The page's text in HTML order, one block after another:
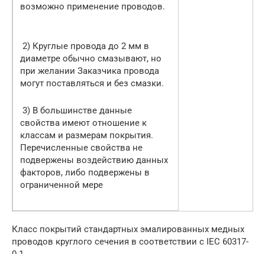
возможно применение проводов.
2) Круглые провода до 2 мм в
диаметре обычно смазывают, но
при желании Заказчика провода
могут поставляться и без смазки.
3) В большинстве данные
свойства имеют отношение к
классам и размерам покрытия.
Перечисленные свойства не
подвержены воздействию данных
факторов, либо подвержены в
ограниченной мере
Класс покрытий стандартных эмалированных медных
проводов круглого сечения в соответствии с IEC 60317-